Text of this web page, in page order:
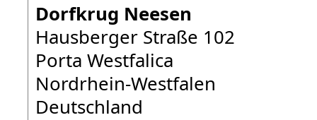
Dorfkrug Neesen
Hausberger Straße 102
Porta Westfalica
Nordrhein-Westfalen
Deutschland